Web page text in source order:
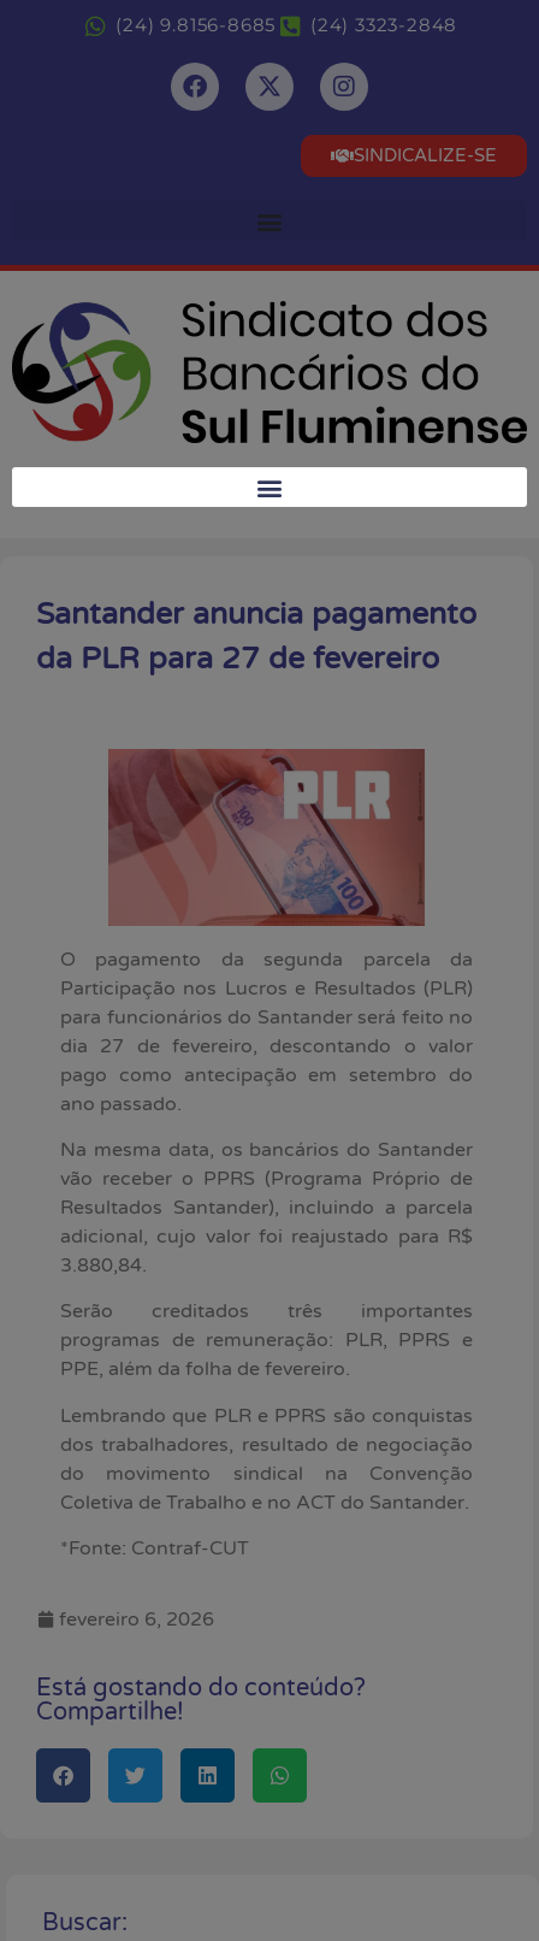
(24) 9.8156-8685 (24) 3323-2848
SINDICALIZE-SE
Santander anuncia pagamento
da PLR para 27 de fevereiro
O pagamento da segunda parcela da
Participação nos Lucros e Resultados (PLR)
para funcionários do Santander será feito no
dia 27 de fevereiro, descontando o valor
pago como antecipação em setembro do
ano passado.
Na mesma data, os bancários do Santander
vão receber o PPRS (Programa Próprio de
Resultados Santander), incluindo a parcela
adicional, cujo valor foi reajustado para R$
3.880,84.
Serão creditados três importantes
programas de remuneração: PLR, PPRS e
PPE, além da folha de fevereiro.
Lembrando que PLR e PPRS são conquistas
dos trabalhadores, resultado de negociação
do movimento sindical na Convenção
Coletiva de Trabalho e no ACT do Santander.
*Fonte: Contraf-CUT
fevereiro 6, 2026
Está gostando do conteúdo?
Compartilhe!
Buscar: